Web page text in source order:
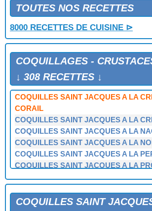
TOUTES NOS RECETTES
8000 RECETTES DE CUISINE ⊳
COQUILLAGES -
↓ 308 RECETTES ↓
COQUILLES AUX MOULES
COQUILLES DE COUTEAUX
COQUILLES DE FRUITS DE MER A
COQUILLES DE MOULES AU
COQUILLES SAINT JACQUES
COQUILLES SAINT JACQUES A LA
COQUILLES SAINT JACQUES A LA
COQUILLES SAINT JACQUES A LA
COQUILLES SAINT JACQUES A LA
CORAIL
COQUILLES SAINT JACQUES A LA
COQUILLES SAINT JACQUES A LA
COQUILLES SAINT JACQUES A LA
COQUILLES SAINT JACQUES A LA
COQUILLES SAINT JACQUES A LA
COQUILLES SAINT JACQUES A L'AIL
COQUILLES SAINT